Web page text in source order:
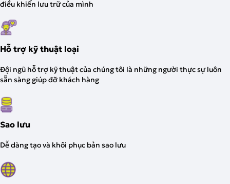
điều khiển lưu trữ của mình
Hỗ trợ kỹ thuật loại
Đội ngũ hỗ trợ kỹ thuật của chúng tôi là những người thực sự luôn
sẵn sàng giúp đỡ khách hàng
Sao lưu
Dễ dàng tạo và khôi phục bản sao lưu